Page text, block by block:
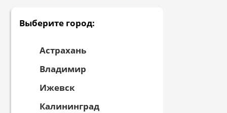
Выберите город:
Астрахань
Владимир
Ижевск
Калининград